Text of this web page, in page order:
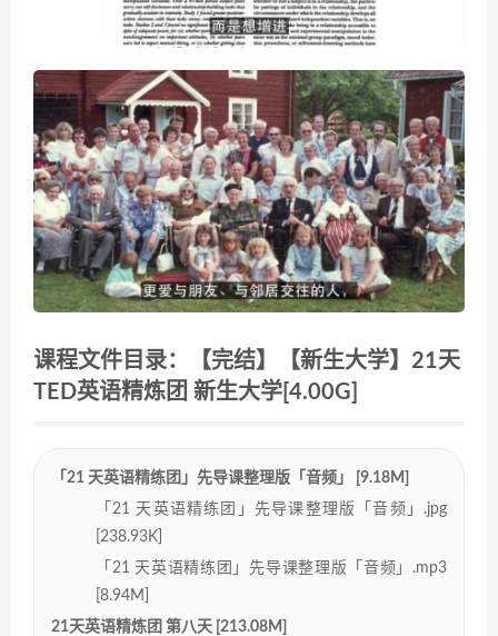
课程文件目录：【完结】【新生大学】21天
TED英语精炼团 新生大学[4.00G]
「21 天英语精练团」先导课整理版「音频」 [9.18M]
「21 天英语精练团」先导课整理版「音频」.jpg
[238.93K]
「21 天英语精练团」先导课整理版「音频」.mp3
[8.94M]
21天英语精炼团 第八天 [213.08M]